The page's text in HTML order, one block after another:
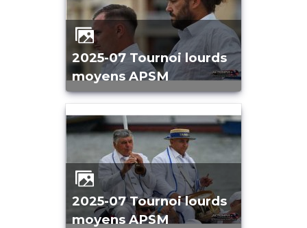
2025-07 Tournoi lourds
moyens APSM
2025-07 Tournoi lourds
moyens APSM